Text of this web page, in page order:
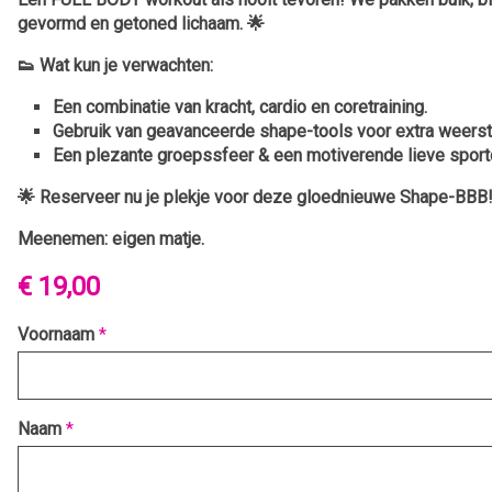
gevormd en getoned lichaam. 🌟
👟 Wat kun je verwachten:
Een combinatie van kracht, cardio en coretraining.
Gebruik van geavanceerde shape-tools voor extra
Een plezante groepssfeer & een motiverende lieve
🌟 Reserveer nu je plekje voor deze gloednieuwe Shape-BBB!
Meenemen: eigen matje.
€ 19,00
Voornaam *
Naam *